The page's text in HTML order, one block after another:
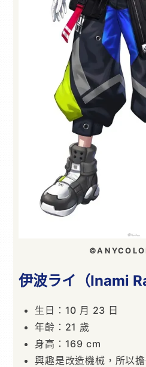
伊波ライ（Inami
生日：10 月 23 日
年齡：21 歲
身高：169 cm
興趣是改造機械，所以